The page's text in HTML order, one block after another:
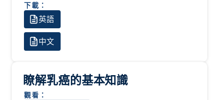
下載：
英語
中文
瞭解乳癌的基本知識
觀看：